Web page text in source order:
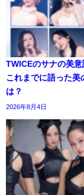
TWICEのサナの美意
これまでに語った美
は？
2026年8月4日